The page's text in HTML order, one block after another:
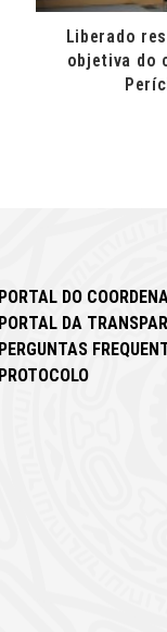
Liberado
objetiva do
PORTAL DO
PORTAL DA
PERGUNTAS
PROTOCOLO